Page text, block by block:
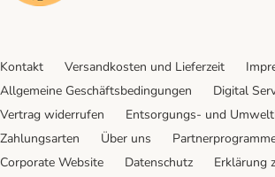
Kontakt Versandkosten und Lieferzeit
Allgemeine Geschäftsbedingungen
Digital
Vertrag widerrufen
Entsorgungs- und
Zahlungsarten
Über uns
Corporate Website
Datenschutz Erklärung